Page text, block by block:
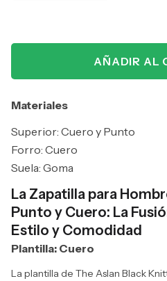
AÑADIR AL
Materiales
Superior: Cuero y Punto
Forro: Cuero
Suela: Goma
La Zapatilla para
Punto y Cuero: La
Estilo y Comodidad
Plantilla: Cuero
La plantilla de The Aslan Black